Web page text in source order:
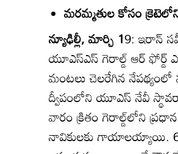
మరమ్మతుల కోసం
న్యూఢిల్లీ, మార్చి 19: ఇరాన్‌
యూఎస్‌ఎస్‌ గెరాల్డ్‌ ఆర్‌ ఫోర్డ్‌
మంటలు చెలరేగిన నేపథ్యంలో
ద్వీపంలోని యూఎస్‌ నేవీ
వారం క్రితం గెరాల్డ్‌లోని
నావికులకు గాయాలయ్యాయి.